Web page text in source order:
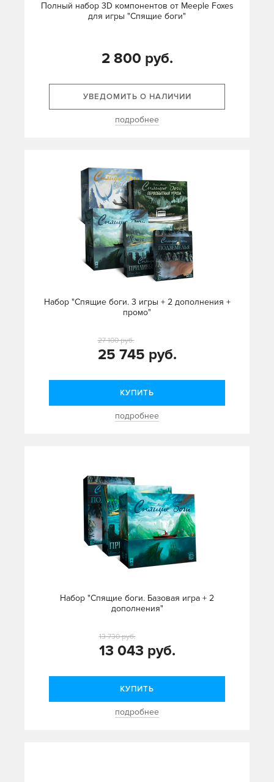
Полный набор 3D компонентов от Meeple Foxes
для игры "Спящие боги"
2 800 руб.
УВЕДОМИТЬ О НАЛИЧИИ
подробнее
Набор "Спящие боги. 3 игры + 2 дополнения +
промо"
25 745 руб.
27 100 руб.
КУПИТЬ
подробнее
Набор "Спящие боги. Базовая игра + 2
дополнения"
13 043 руб.
13 730 руб.
КУПИТЬ
подробнее